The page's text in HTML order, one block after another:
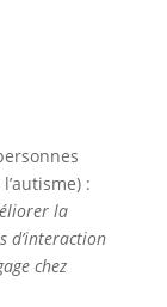
:
la
d’interaction
chez